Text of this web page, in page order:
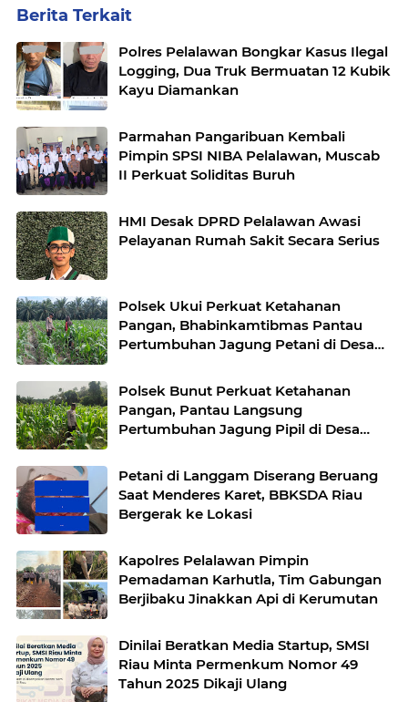
Berita Terkait
Polres Pelalawan Bongkar Kasus Ilegal
Logging, Dua Truk Bermuatan 12 Kubik
Kayu Diamankan
Parmahan Pangaribuan Kembali
Pimpin SPSI NIBA Pelalawan, Muscab
II Perkuat Soliditas Buruh
HMI Desak DPRD Pelalawan Awasi
Pelayanan Rumah Sakit Secara Serius
Polsek Ukui Perkuat Ketahanan
Pangan, Bhabinkamtibmas Pantau
Pertumbuhan Jagung Petani di Desa
Polsek Bunut Perkuat Ketahanan
Pangan, Pantau Langsung
Pertumbuhan Jagung Pipil di Desa
Petani di Langgam Diserang Beruang
Saat Menderes Karet, BBKSDA Riau
Bergerak ke Lokasi
Kapolres Pelalawan Pimpin
Pemadaman Karhutla, Tim Gabungan
Berjibaku Jinakkan Api di Kerumutan
Dinilai Beratkan Media Startup, SMSI
Riau Minta Permenkum Nomor 49
Tahun 2025 Dikaji Ulang